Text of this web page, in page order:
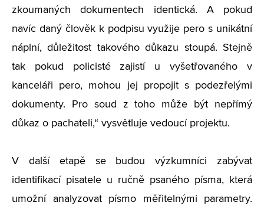
zkoumaných dokumentech identická. A pokud
navíc daný člověk k podpisu využije pero s unikátní
náplní, důležitost takového důkazu stoupá. Stejně
tak pokud policisté zajistí u vyšetřovaného v
kanceláři pero, mohou jej propojit s podezřelými
dokumenty. Pro soud z toho může být nepřímý
důkaz o pachateli,“ vysvětluje vedoucí projektu.
V další etapě se budou výzkumníci zabývat
identifikací pisatele u ručně psaného písma, která
umožní analyzovat písmo měřitelnými parametry.